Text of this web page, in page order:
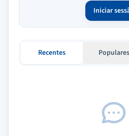
Iniciar
Recentes Populares